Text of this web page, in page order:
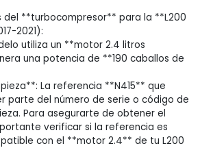
**turbocompresor** para la **L200
2021):
utiliza un **motor 2.4 litros
una potencia de **190 caballos de
La referencia **N415** que
parte del número de serie o código de
Para asegurarte de obtener el
verificar si la referencia es
con el **motor 2.4** de tu L200